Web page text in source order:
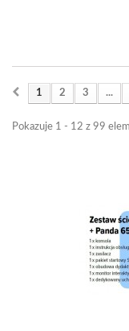
1 2 3 ...
Pokazuje 1 - 12 z 99